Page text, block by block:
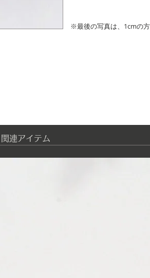
※最後の写真は、1cmの
​関連アイテム